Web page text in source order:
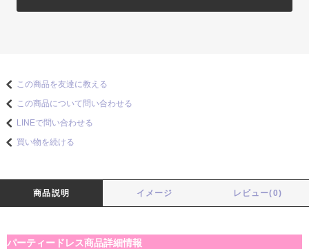
この商品を友達に教える
この商品について問い合わせる
LINEで問い合わせる
買い物を続ける
商品説明 イメージ レビュー(0)
パーティードレス商品詳細情報